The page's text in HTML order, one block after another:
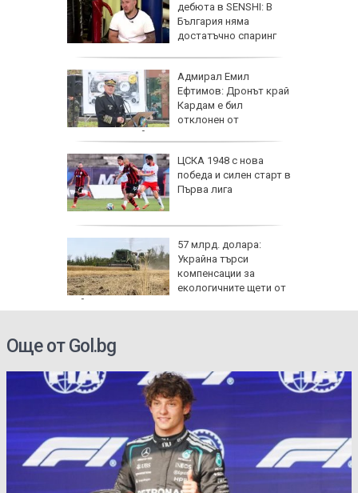
дебюта в SENSHI: В
България няма
достатъчно спаринг
Адмирал Емил
Ефтимов: Дронът край
Кардам е бил
отклонен от
електронна война
ЦСКА 1948 с нова
победа и силен старт в
Първа лига
57 млрд. долара:
Украйна търси
компенсации за
екологичните щети от
войната
Още от Gol.bg